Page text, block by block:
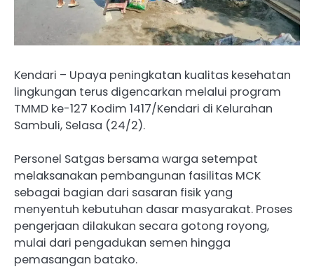
Kendari – Upaya peningkatan kualitas kesehatan
lingkungan terus digencarkan melalui program
TMMD ke-127 Kodim 1417/Kendari di Kelurahan
Sambuli, Selasa (24/2).
Personel Satgas bersama warga setempat
melaksanakan pembangunan fasilitas MCK
sebagai bagian dari sasaran fisik yang
menyentuh kebutuhan dasar masyarakat. Proses
pengerjaan dilakukan secara gotong royong,
mulai dari pengadukan semen hingga
pemasangan batako.